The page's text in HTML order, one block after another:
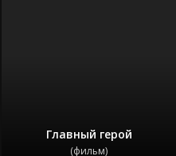
Главный герой
(фильм)